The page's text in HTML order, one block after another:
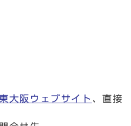
大阪ウェブサイト 、直接